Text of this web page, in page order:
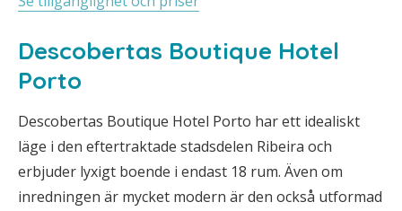
Descobertas Boutique Hotel
Porto
Descobertas Boutique Hotel Porto har ett idealiskt
läge i den eftertraktade stadsdelen Ribeira och
erbjuder lyxigt boende i endast 18 rum. Även om
inredningen är mycket modern är den också utformad